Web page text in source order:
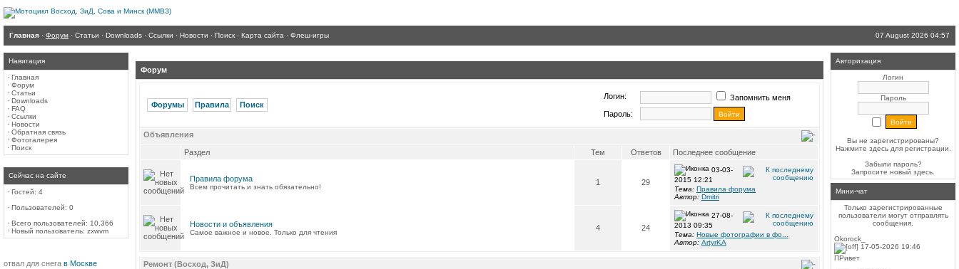
Главная · Форум · Статьи · Downloads · Ссылки · Новости · Поиск · Карта сайта · Флеш-игры 07 August 2026 04:57
Навигация
· Главная
· Форум
· Статьи
· Downloads
· FAQ
· Ссылки
· Новости
· Обратная связь
· Фотогалерея
· Поиск
Сейчас на сайте
· Гостей: 4
· Пользователей: 0
· Всего пользователей: 10,366
· Новый пользователь: zxwvm
отвал для снега в Москве
Форум
Форумы Правила Поиск
Логин:
Запомнить меня
Пароль:
Объявления
Раздел Тем Ответов Последнее сообщение
Правила форума
Всем прочитать и знать обязательно!
1 29
03-03-
2015 12:21
Тема: Правила форума
Автор: Dmitri
Новости и объявления
Самое важное и новое. Только для чтения
4 24
27-08-
2013 09:35
Тема: Новые фотографии в фо...
Автор: ArtyrKA
Ремонт (Восход, ЗиД)
Авторизация
Логин
Пароль
Вы не зарегистрированы?
Нажмите здесьдля регистрации.
Забыли пароль?
Запросите новый здесь.
Мини-чат
Только зарегистрированные
пользователи могут отправлять
сообщения.
Okorock_
17-05-2026 19:46
ПРивет